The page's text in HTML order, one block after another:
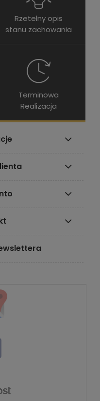
Rzetelny opis
stanu zachowania
Terminowa
Realizacja